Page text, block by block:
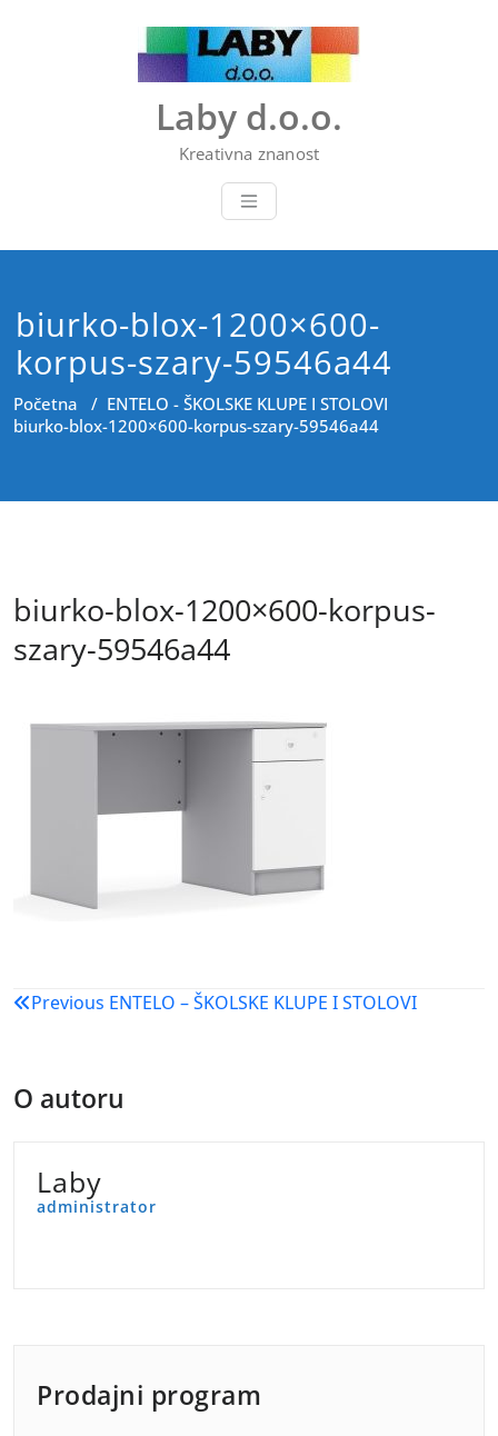
Laby d.o.o.
Kreativna znanost
biurko-blox-1200×600-
korpus-szary-59546a44
Početna / ENTELO - ŠKOLSKE KLUPE I STOLOVI
biurko-blox-1200×600-korpus-szary-59546a44
biurko-blox-1200×600-korpus-
szary-59546a44
Navigacija
Previous ENTELO – ŠKOLSKE KLUPE I STOLOVI
O autoru
Laby
administrator
Prodajni program